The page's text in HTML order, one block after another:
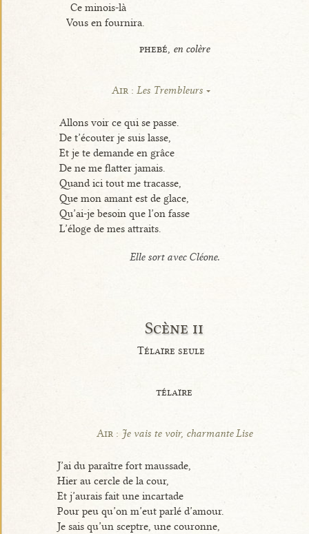
Ce minois-là
Vous en fournira.
phebé, en colère
Air :Les Trembleurs
Allons voir ce qui se passe.
De t’écouter je suis lasse,
Et je te demande en grâce
De ne me flatter jamais.
Quand ici tout me tracasse,
Que mon amant est de glace,
Qu’ai-je besoin que l’on fasse
L’éloge de mes attraits.
Elle sort avec Cléone.
Scène ii
Télaïre seule
télaïre
Air : Je vais te voir, charmante Lise
J’ai du paraître fort maussade,
Hier au cercle de la cour,
Et j’aurais fait une incartade
Pour peu qu’on m’eut parlé d’amour.
Je sais qu’un sceptre, une couronne,